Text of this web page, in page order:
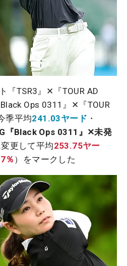
『TSR3』✕『TOUR AD
Ops 0311』✕『TOUR
季平均241.03ヤード ・
『Black Ops 0311』✕未発
更して平均253.75ヤー
％ ）をマークした